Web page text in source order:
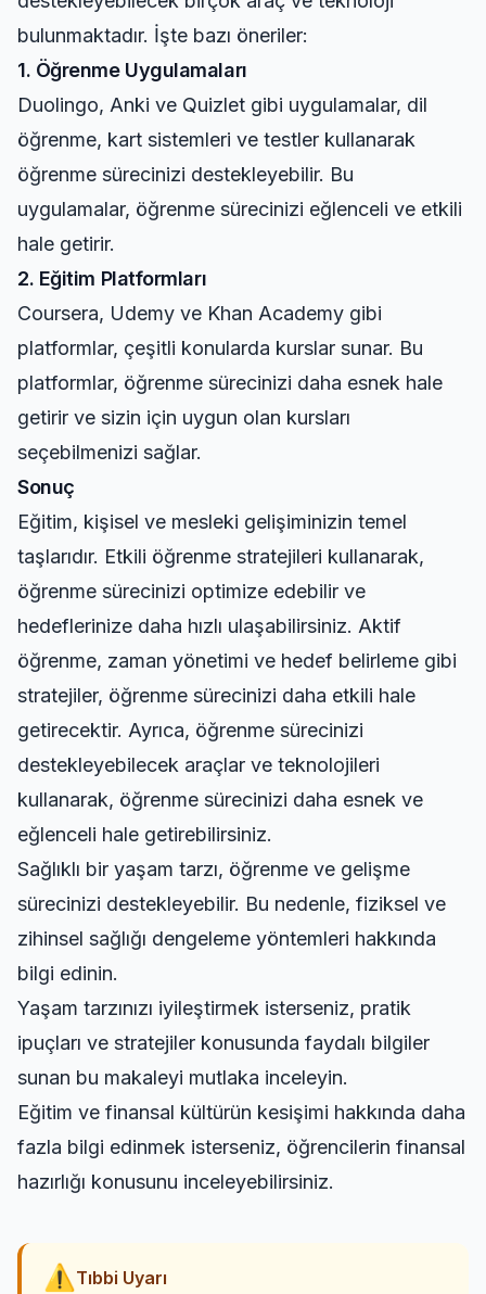
bulunmaktadır. İşte bazı öneriler:
1. Öğrenme Uygulamaları
Duolingo, Anki ve Quizlet gibi uygulamalar, dil
öğrenme, kart sistemleri ve testler kullanarak
öğrenme sürecinizi destekleyebilir. Bu
uygulamalar, öğrenme sürecinizi eğlenceli ve etkili
hale getirir.
2. Eğitim Platformları
Coursera, Udemy ve Khan Academy gibi
platformlar, çeşitli konularda kurslar sunar. Bu
platformlar, öğrenme sürecinizi daha esnek hale
getirir ve sizin için uygun olan kursları
seçebilmenizi sağlar.
Sonuç
Eğitim, kişisel ve mesleki gelişiminizin temel
taşlarıdır. Etkili öğrenme stratejileri kullanarak,
öğrenme sürecinizi optimize edebilir ve
hedeflerinize daha hızlı ulaşabilirsiniz. Aktif
öğrenme, zaman yönetimi ve hedef belirleme gibi
stratejiler, öğrenme sürecinizi daha etkili hale
getirecektir. Ayrıca, öğrenme sürecinizi
destekleyebilecek araçlar ve teknolojileri
kullanarak, öğrenme sürecinizi daha esnek ve
eğlenceli hale getirebilirsiniz.
Sağlıklı bir yaşam tarzı, öğrenme ve gelişme
sürecinizi destekleyebilir. Bu nedenle, fiziksel ve
zihinsel sağlığı dengeleme yöntemleri hakkında
bilgi edinin.
Yaşam tarzınızı iyileştirmek isterseniz, pratik
ipuçları ve stratejiler konusunda faydalı bilgiler
sunan bu makaleyi mutlaka inceleyin.
Eğitim ve finansal kültürün kesişimi hakkında daha
fazla bilgi edinmek isterseniz, öğrencilerin finansal
hazırlığı konusunu inceleyebilirsiniz.
⚠ Tıbbi Uyarı